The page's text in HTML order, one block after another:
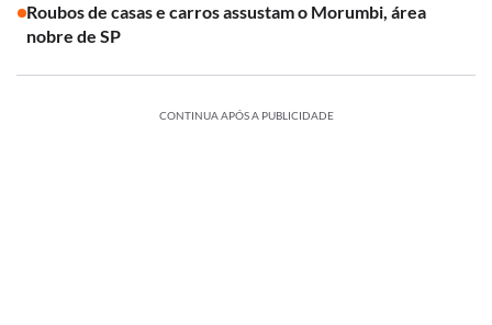
Roubos de casas e carros assustam o Morumbi, área
nobre de SP
CONTINUA APÓS A PUBLICIDADE